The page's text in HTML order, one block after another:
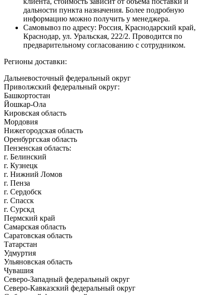
дальности пункта назначения. Более подробную
информацию можно получить у менеджера.
Самовывоз по адресу: Россия, Краснодарский край,
Краснодар, ул. Уральская, 222/2. Проводится по
предварительному согласованию с сотрудником.
Регионы доставки:
Дальневосточный федеральный округ
Приволжский федеральный округ:
Башкортостан
Йошкар-Ола
Кировская область
Мордовия
Нижегородская область
Оренбургская область
Пензенская область:
г. Белинский
г. Кузнецк
г. Нижний Ломов
г. Пенза
г. Сердобск
г. Спасск
г. Сурскд
Пермский край
Самарская область
Саратовская область
Татарстан
Удмуртия
Ульяновская область
Чувашия
Северо-Западный федеральный округ
Северо-Кавказский федеральный округ